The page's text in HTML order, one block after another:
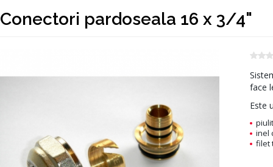
Conectori pardoseala 16 x 3/4"
face
Este
inel
filet